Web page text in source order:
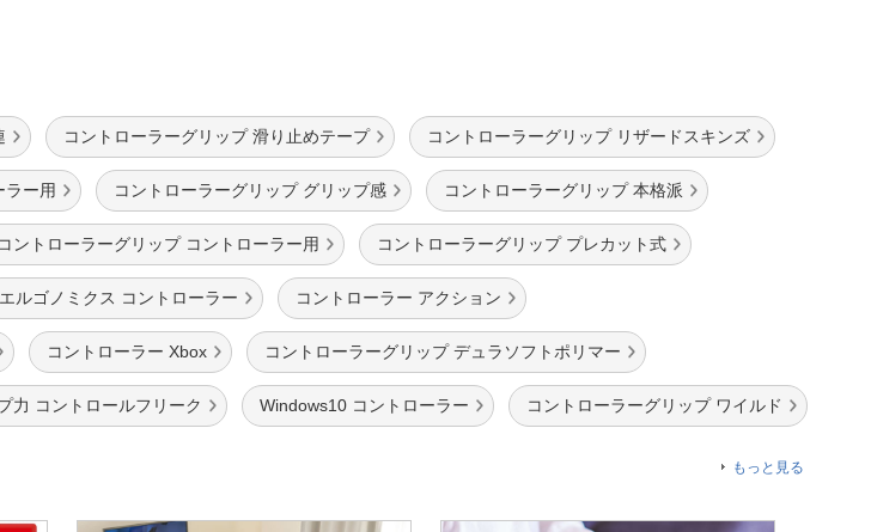
コントローラーグリップ 滑り止めテープ コントローラーグリップ リザードスキンズ
ラー用 コントローラーグリップ グリップ感 コントローラーグリップ 本格派
コントローラーグリップ コントローラー用 コントローラーグリップ プレカット式
エルゴノミクス コントローラー コントローラー アクション
コントローラー Xbox コントローラーグリップ デュラソフトポリマー
力 コントロールフリーク Windows10 コントローラー コントローラーグリップ ワイルド
もっと見る